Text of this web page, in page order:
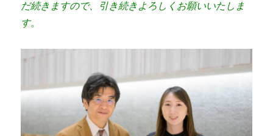
だ続きますので、引き続きよろしくお願いいたしま
す。